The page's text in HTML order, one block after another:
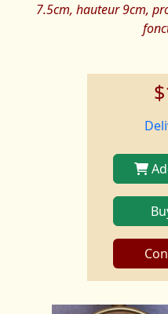
7.5cm, hauteur 9cm,